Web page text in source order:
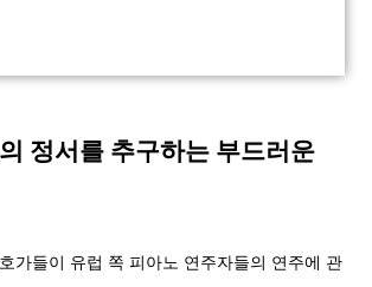
정서를 추구하는 부드러운
가들이 유럽 쪽 피아노 연주자들의 연주에 관